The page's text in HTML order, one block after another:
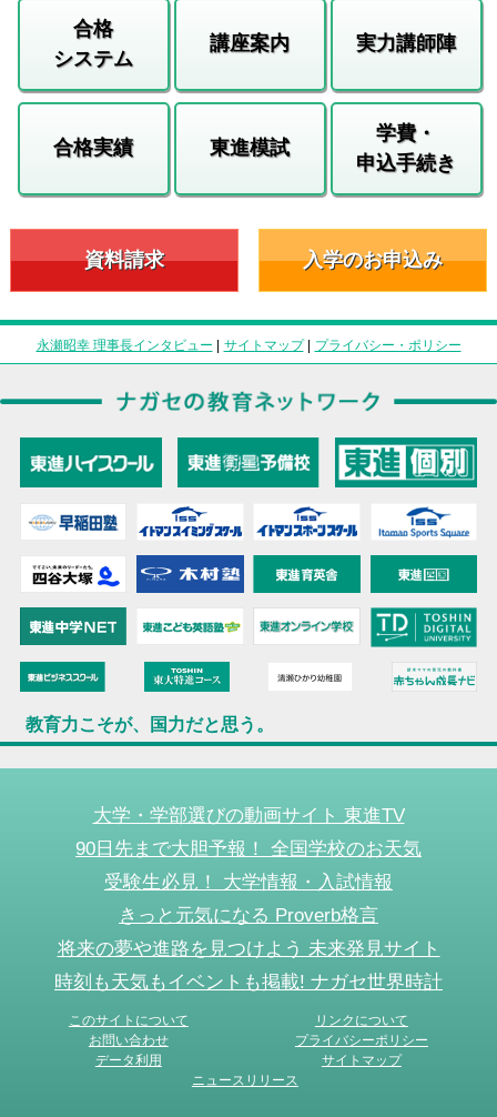
合格
システム
講座案内 実力講師陣
合格実績 東進模試
学費・
申込手続き
資料請求 入学のお申込み
永瀬昭幸 理事長インタビュー | サイトマップ| プライバシー・ポリシー
教育力こそが、国力だと思う。
大学・学部選びの動画サイト 東進TV
90日先まで大胆予報！ 全国学校のお天気
受験生必見！ 大学情報・入試情報
きっと元気になる Proverb格言
将来の夢や進路を見つけよう 未来発見サイト
時刻も天気もイベントも掲載! ナガセ世界時計
このサイトについて
リンクについて
お問い合わせ
プライバシーポリシー
データ利用
サイトマップ
ニュースリリース